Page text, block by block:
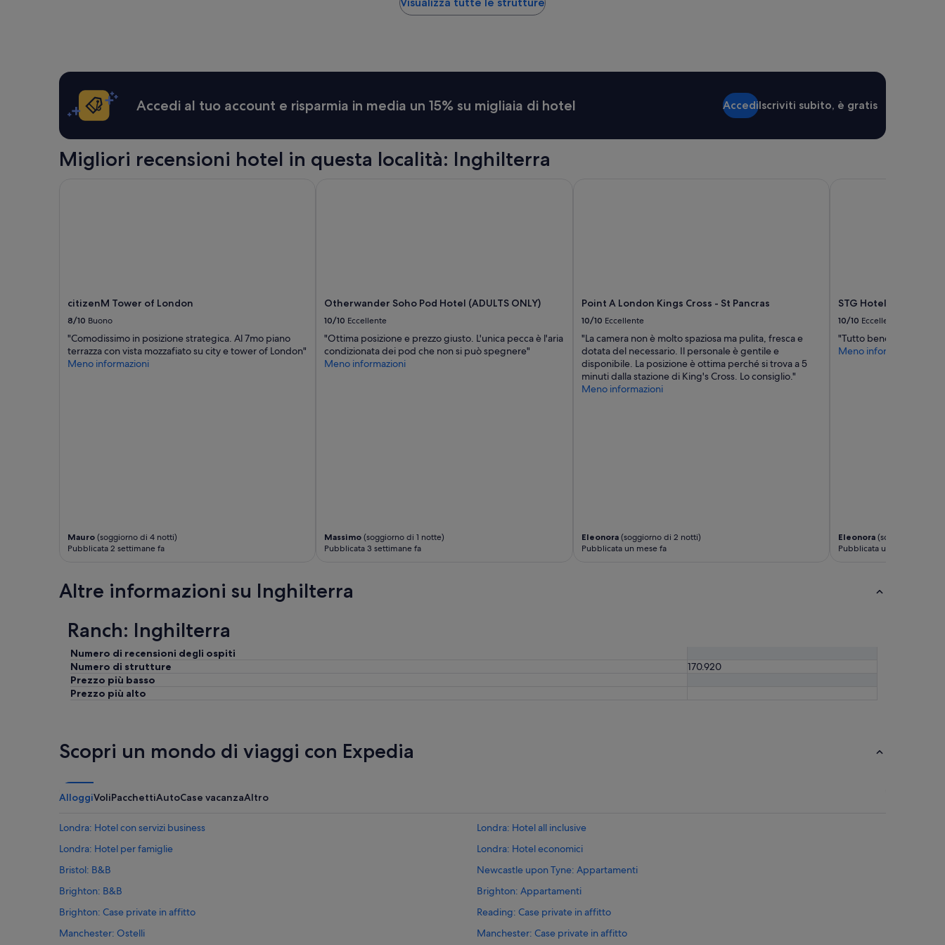
24
un
soggiorno
di
1
notte
previste
condizioni
aggiuntive.
Accedi al tuo account e risparmia in media un 15% su migliaia di hotel AccediIscriviti subito, è gratis
Migliori recensioni hotel in questa località: Inghilterra
citizenM Tower of London
8/10 Buono
"Comodissimo in posizione strategica. Al 7mo piano
terrazza con vista mozzafiato su city e tower of London"
Meno informazioni
Mauro (soggiorno di 4 notti)
Pubblicata 2 settimane fa
Otherwander Soho Pod Hotel (ADULTS ONLY)
10/10 Eccellente
"Ottima posizione e prezzo giusto. L'unica pecca è l'aria
condizionata dei pod che non si può spegnere"
Meno informazioni
Massimo (soggiorno di 1 notte)
Pubblicata 3 settimane fa
Point A London Kings Cross - St Pancras
10/10 Eccellente
"La camera non è molto spaziosa ma pulita, fresca e
dotata del necessario. Il personale è gentile e
disponibile. La posizione è ottima perché si trova a 5
minuti dalla stazione di King's Cross. Lo consiglio."
Meno informazioni
Eleonora(soggiorno di 2 notti)
Pubblicata un mese fa
STG Hotel London
10/10 Eccellente
"Tutto bene as usual
Meno informazioni
Eleonora(soggiorno di 2
Pubblicata un mese fa
Altre informazioni su Inghilterra
Ranch: Inghilterra
Numero di recensioni degli ospiti
Numero di strutture
170.920
Prezzo più basso
Prezzo più alto
Scopri un mondo di viaggi con Expedia
AlloggiVoliPacchettiAutoCase vacanzaAltro
Londra: Hotel con servizi business
Londra: Hotel all inclusive
Londra: Hotel per famiglie
Londra: Hotel economici
Bristol: B&B
Newcastle upon Tyne: Appartamenti
Brighton: B&B
Brighton: Appartamenti
Brighton: Case private in affitto
Reading: Case private in affitto
Manchester: Ostelli
Manchester: Case private in affitto